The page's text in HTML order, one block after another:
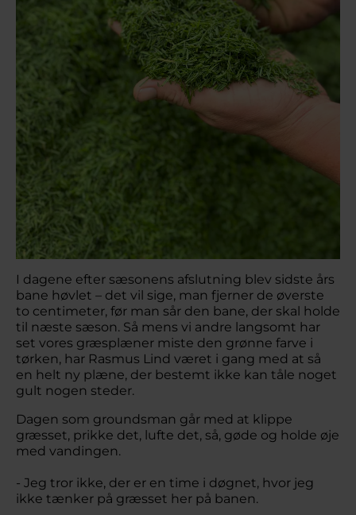
I dagene efter sæsonens afslutning blev sidste års
bane høvlet – det vil sige, man fjerner de øverste
to centimeter, før man sår den bane, der skal holde
til næste sæson. Så mens vi andre langsomt har
set vores græsplæner miste den grønne farve i
tørken, har Rasmus Lind været i gang med at så
en helt ny plæne, der bestemt ikke kan tåle noget
gult nogen steder.
Dagen som groundsman går med at klippe
græsset, prikke det, lufte det, så, gøde og holde øje
med vandingen.
- Jeg tror ikke, der er en time i døgnet, hvor jeg
ikke tænker på græsset her på banen.